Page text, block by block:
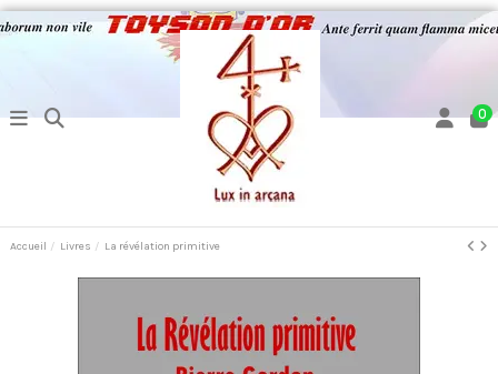
0
Accueil Livres La révélation primitive